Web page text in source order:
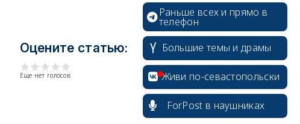
Оцените статью:
Еще нет голосов
Раньше всех и прямо в
телефон
Большие темы и драмы
Живи по-севастопольски
ForPost в наушниках
erid: 2SDnjcrDNw6